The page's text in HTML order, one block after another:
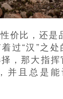
价比，还是
过“汉”之
，那大指
并且总是能